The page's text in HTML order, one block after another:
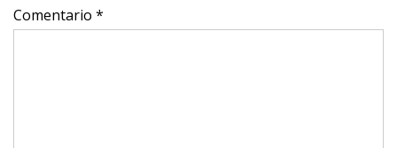
Comentario *